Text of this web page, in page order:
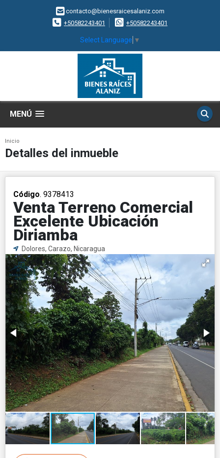
contacto@bienesraicesalaniz.com
+50582243401
+50582243401
Select Language ▼
MENÚ
Inicio
Detalles del inmueble
Código. 9378413
Venta Terreno Comercial
Excelente Ubicación
Diriamba
Dolores, Carazo, Nicaragua